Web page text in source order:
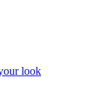
look